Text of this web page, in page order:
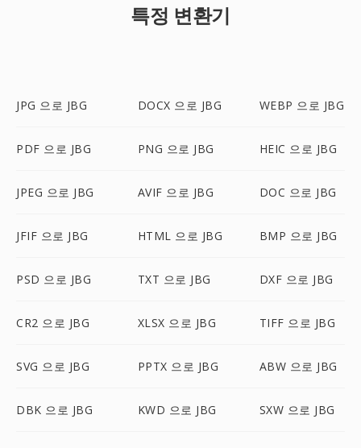
특정 변환기
JPG 으로 JBG DOCX 으로 JBG WEBP 으로 JBG
PDF 으로 JBG PNG 으로 JBG HEIC 으로 JBG
JPEG 으로 JBG AVIF 으로 JBG DOC 으로 JBG
JFIF 으로 JBG HTML 으로 JBG BMP 으로 JBG
PSD 으로 JBG TXT 으로 JBG DXF 으로 JBG
CR2 으로 JBG XLSX 으로 JBG TIFF 으로 JBG
SVG 으로 JBG PPTX 으로 JBG ABW 으로 JBG
DBK 으로 JBG KWD 으로 JBG SXW 으로 JBG